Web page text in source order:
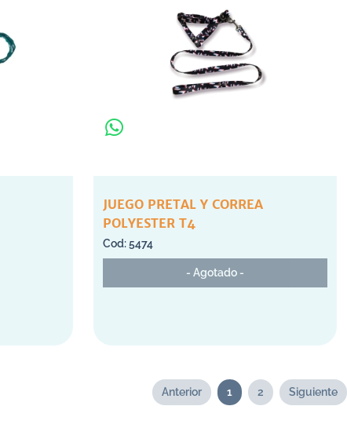
JUEGO PRETAL Y CORREA
POLYESTER T4
5474
- Agotado -
Anterior 1 2 Siguiente